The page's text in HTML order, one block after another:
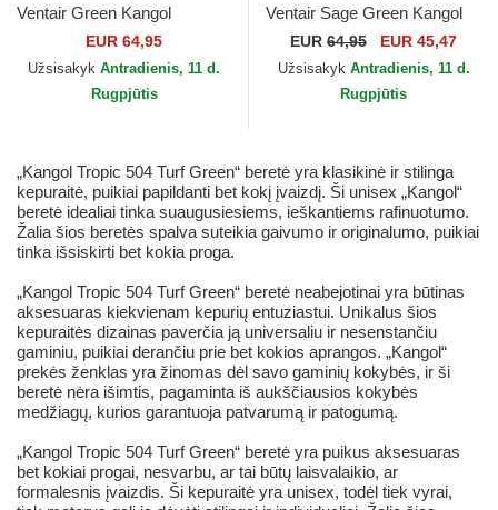
Ventair Green Kangol
EUR 64,95
Užsisakyk Antradienis, 11 d.
Rugpjūtis
Ventair Sage Green Kangol
EUR 64,95 EUR 45,47
Užsisakyk Antradienis, 11 d.
Rugpjūtis
„Kangol Tropic 504 Turf Green“ beretė yra klasikinė ir stilinga
kepuraitė, puikiai papildanti bet kokį įvaizdį. Ši unisex „Kangol“
beretė idealiai tinka suaugusiesiems, ieškantiems rafinuotumo.
Žalia šios beretės spalva suteikia gaivumo ir originalumo, puikiai
tinka išsiskirti bet kokia proga.
„Kangol Tropic 504 Turf Green“ beretė neabejotinai yra būtinas
aksesuaras kiekvienam kepurių entuziastui. Unikalus šios
kepuraitės dizainas paverčia ją universaliu ir nesenstančiu
gaminiu, puikiai derančiu prie bet kokios aprangos. „Kangol“
prekės ženklas yra žinomas dėl savo gaminių kokybės, ir ši
beretė nėra išimtis, pagaminta iš aukščiausios kokybės
medžiagų, kurios garantuoja patvarumą ir patogumą.
„Kangol Tropic 504 Turf Green“ beretė yra puikus aksesuaras
bet kokiai progai, nesvarbu, ar tai būtų laisvalaikio, ar
formalesnis įvaizdis. Ši kepuraitė yra unisex, todėl tiek vyrai,